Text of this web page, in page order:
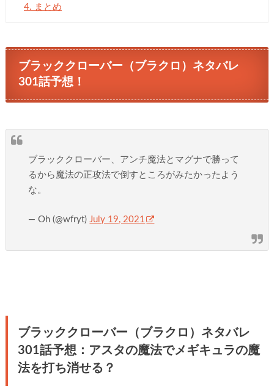
4. まとめ
ブラッククローバー（ブラクロ）ネタバレ
301話予想！
ブラッククローバー、アンチ魔法とマグナで勝って
るから魔法の正攻法で倒すところがみたかったよう
な。
— Oh (@wfryt)July 19, 2021
ブラッククローバー（ブラクロ）ネタバレ
301話予想：アスタの魔法でメギキュラの魔
法を打ち消せる？